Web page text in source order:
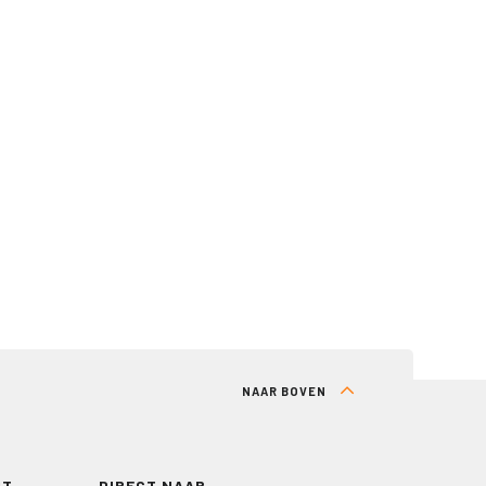
NAAR BOVEN